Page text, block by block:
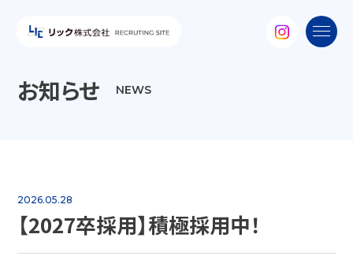
お知らせ NEWS
2026.05.28
【2027卒採用】積極採用中！